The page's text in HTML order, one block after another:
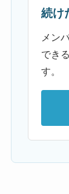
続け
メン
でき
す。